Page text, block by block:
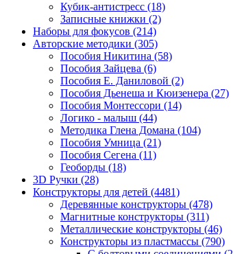
Кубик-антистресс (18)
Записные книжки (2)
Наборы для фокусов (214)
Авторские методики (305)
Пособия Никитина (58)
Пособия Зайцева (6)
Пособия Е. Даниловой (2)
Пособия Дьенеша и Кюизенера (27)
Пособия Монтессори (14)
Логико - малыш (44)
Методика Глена Домана (104)
Пособия Умница (21)
Пособия Сегена (11)
Геоборды (18)
3D Ручки (28)
Конструкторы для детей (4481)
Деревянные конструкторы (478)
Магнитные конструкторы (311)
Металлические конструкторы (46)
Конструкторы из пластмассы (790)